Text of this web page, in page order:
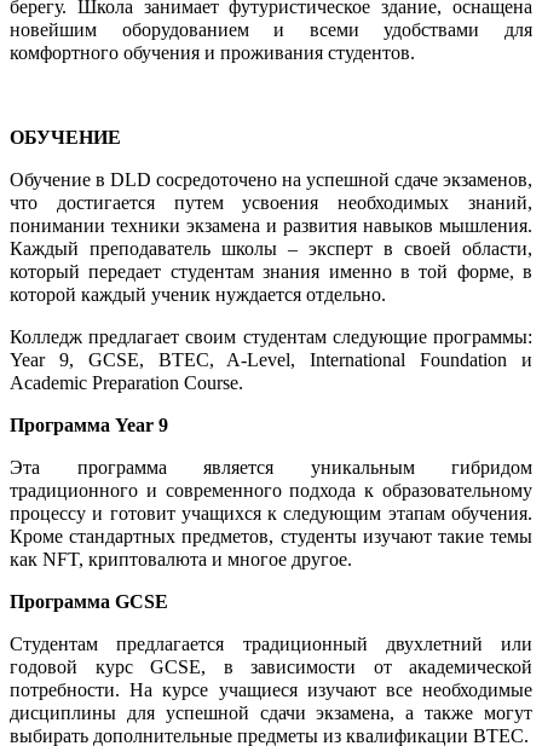
берегу. Школа занимает футуристическое здание, оснащена
новейшим оборудованием и всеми удобствами для
комфортного обучения и проживания студентов.
ОБУЧЕНИЕ
Обучение в DLD сосредоточено на успешной сдаче экзаменов,
что достигается путем усвоения необходимых знаний,
понимании техники экзамена и развития навыков мышления.
Каждый преподаватель школы – эксперт в своей области,
который передает студентам знания именно в той форме, в
которой каждый ученик нуждается отдельно.
Колледж предлагает своим студентам следующие программы:
Year 9, GCSE, BTEC, A-Level, International Foundation и
Academic Preparation Course.
Программа Year 9
Эта программа является уникальным гибридом
традиционного и современного подхода к образовательному
процессу и готовит учащихся к следующим этапам обучения.
Кроме стандартных предметов, студенты изучают такие темы
как NFT, криптовалюта и многое другое.
Программа GCSE
Студентам предлагается традиционный двухлетний или
годовой курс GCSE, в зависимости от академической
потребности. На курсе учащиеся изучают все необходимые
дисциплины для успешной сдачи экзамена, а также могут
выбирать дополнительные предметы из квалификации BTEC.